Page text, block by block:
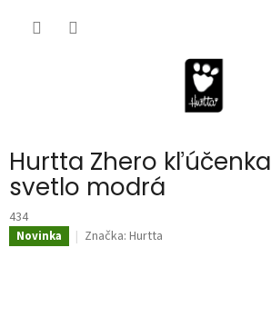
Hurtta Zhero
svetlo modrá
434
Novinka Značka: Hurtta